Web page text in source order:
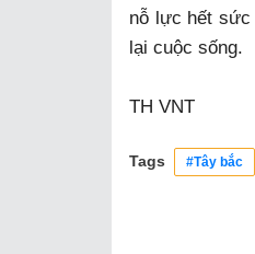
nỗ lực hết sức
lại cuộc sống.
TH VNT
Tags #Tây bắc